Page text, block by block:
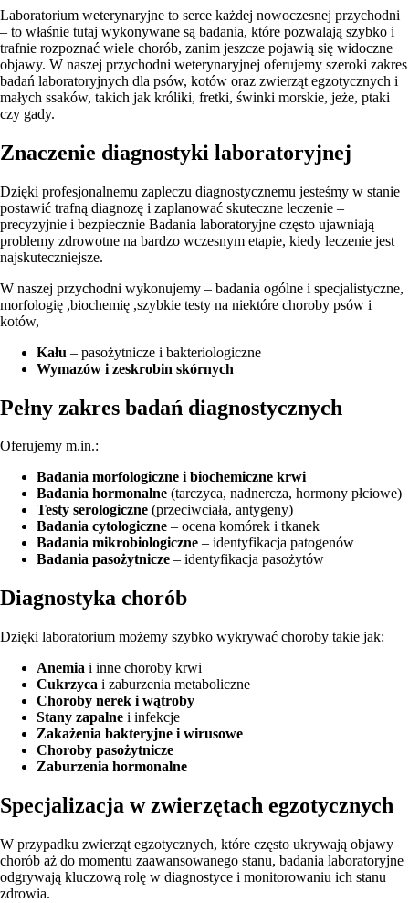
Laboratorium weterynaryjne to serce każdej nowoczesnej przychodni
– to właśnie tutaj wykonywane są badania, które pozwalają szybko i
trafnie rozpoznać wiele chorób, zanim jeszcze pojawią się widoczne
objawy. W naszej przychodni weterynaryjnej oferujemy szeroki zakres
badań laboratoryjnych dla psów, kotów oraz zwierząt egzotycznych i
małych ssaków, takich jak króliki, fretki, świnki morskie, jeże, ptaki
czy gady.
Znaczenie diagnostyki laboratoryjnej
Dzięki profesjonalnemu zapleczu diagnostycznemu jesteśmy w stanie
postawić trafną diagnozę i zaplanować skuteczne leczenie –
precyzyjnie i bezpiecznie Badania laboratoryjne często ujawniają
problemy zdrowotne na bardzo wczesnym etapie, kiedy leczenie jest
najskuteczniejsze.
W naszej przychodni wykonujemy – badania ogólne i specjalistyczne,
morfologię ,biochemię ,szybkie testy na niektóre choroby psów i
kotów,
Kału – pasożytnicze i bakteriologiczne
Wymazów i zeskrobin skórnych
Pełny zakres badań diagnostycznych
Oferujemy m.in.:
Badania morfologiczne i biochemiczne krwi
Badania hormonalne (tarczyca, nadnercza, hormony płciowe)
Testy serologiczne (przeciwciała, antygeny)
Badania cytologiczne – ocena komórek i tkanek
Badania mikrobiologiczne – identyfikacja patogenów
Badania pasożytnicze – identyfikacja pasożytów
Diagnostyka chorób
Dzięki laboratorium możemy szybko wykrywać choroby takie jak:
Anemia i inne choroby krwi
Cukrzyca i zaburzenia metaboliczne
Choroby nerek i wątroby
Stany zapalne i infekcje
Zakażenia bakteryjne i wirusowe
Choroby pasożytnicze
Zaburzenia hormonalne
Specjalizacja w zwierzętach egzotycznych
W przypadku zwierząt egzotycznych, które często ukrywają objawy
chorób aż do momentu zaawansowanego stanu, badania laboratoryjne
odgrywają kluczową rolę w diagnostyce i monitorowaniu ich stanu
zdrowia.